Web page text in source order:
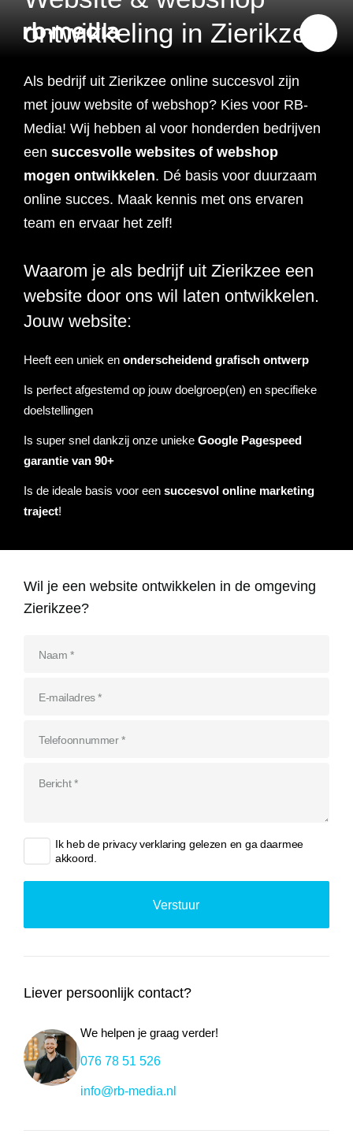
Website ontwikkeling
Website ontwikkeling
Website laten maken
Webdesign bureau
Webshop ontwikkeling
Webshop laten maken
Carerix website
Vastgoed websites
Branding & Strategie
Branding
Doelgroep analyse
Online marketing
strategie
Social Media strategie
Online marketing
Online marketing
bureau
Online marketing advies
CRO
SEO
SEO advies
SEO strategie
SEO teksten
Google Ads uitbesteden
Google shopping
Social advertising
Linkbuilding
Linkbuilding uitbesteden
E-mail marketing
uitbesteden
Website inzicht
Website analyse
Zoekwoordenonderzoek
Concurrentieanalyse
Google Ads audit
Data & tools
SalesFeed
Marketing dashboard
Over ons
Projecten
Referenties
Actueel
Werken bij
Contact
076 78 51 526
ontwikkeling in Zierikzee
Als bedrijf uit Zierikzee online succesvol zijn
met jouw website of webshop? Kies voor RB-
Media! Wij hebben al voor honderden bedrijven
een succesvolle websites of webshop
mogen ontwikkelen. Dé basis voor duurzaam
online succes. Maak kennis met ons ervaren
team en ervaar het zelf!
Wil je een website ontwikkelen in de omgeving
Zierikzee?
Ik heb de privacy verklaring gelezen en ga daarmee
akkoord.
Liever persoonlijk contact?
We helpen je graag verder!
076 78 51 526
info@rb-media.nl
Waarom je als bedrijf uit Zierikzee een
website door ons wil laten ontwikkelen.
Jouw website:
Heeft een uniek en onderscheidend grafisch ontwerp
Is perfect afgestemd op jouw doelgroep(en) en specifieke
doelstellingen
Is super snel dankzij onze unieke Google Pagespeed
garantie van 90+
Is de ideale basis voor een succesvol online marketing
traject!